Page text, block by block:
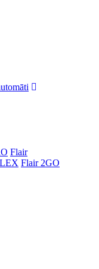
Flair
Flair 2GO